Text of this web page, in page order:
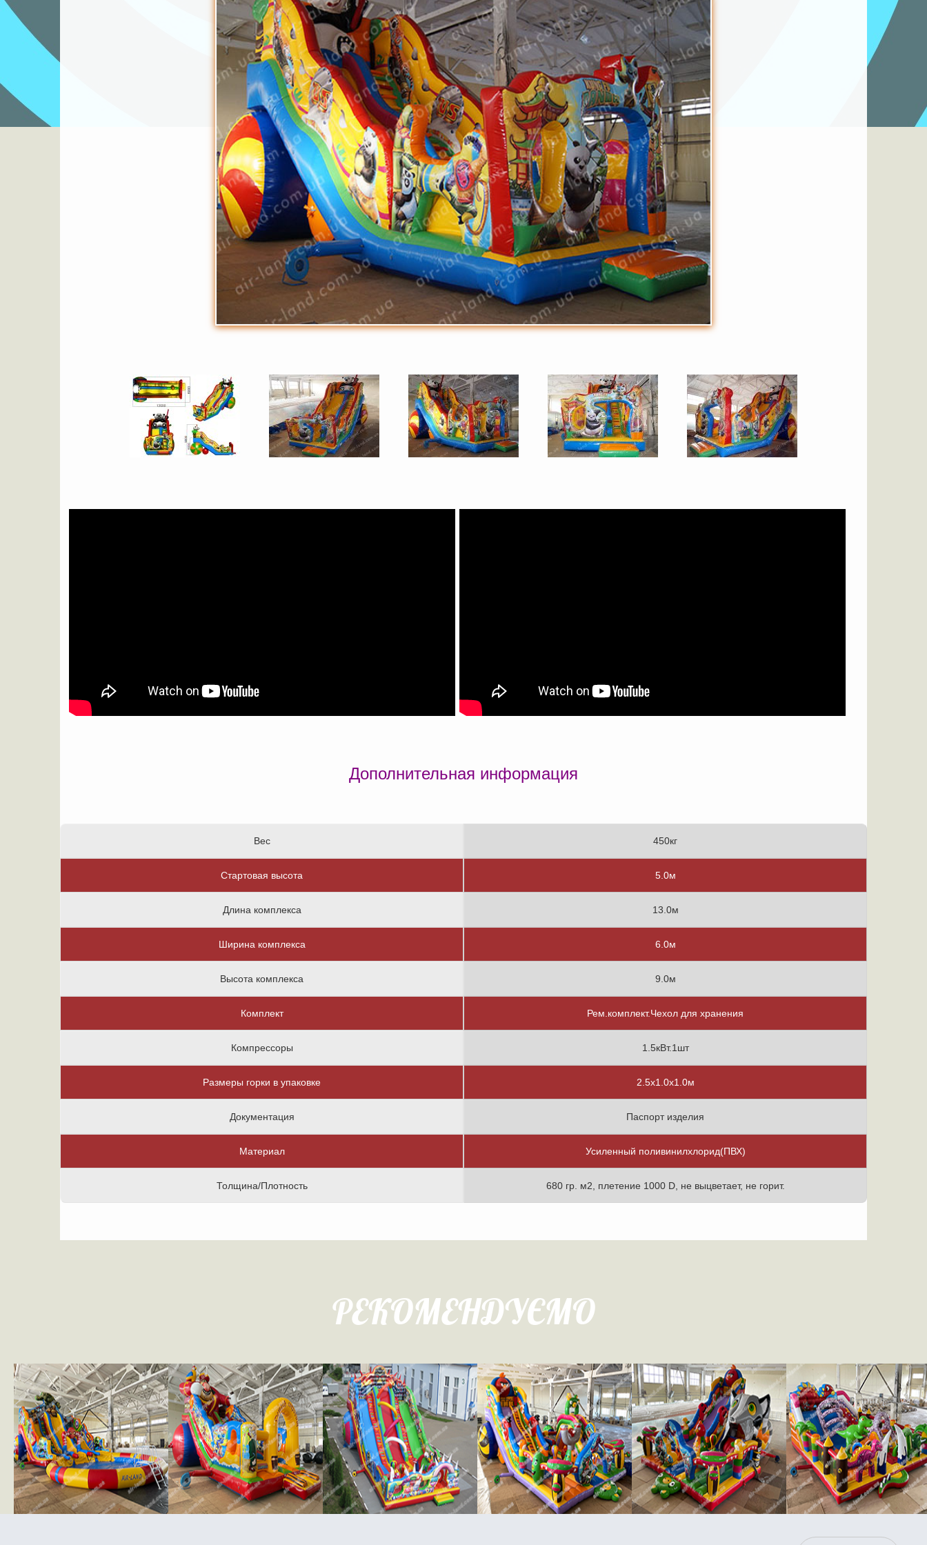
Дополнительная информация
Вес
Стартовая высота
Длина комплекса
Ширина комплекса
Высота комплекса
Комплект
Компрессоры
Размеры горки в упаковке
Документация
Материал
Толщина/Плотность
450кг
5.0м
13.0м
6.0м
9.0м
Рем.комплект.Чехол для хранения
1.5кВт.1шт
2.5х1.0х1.0м
Паспорт изделия
Усиленный поливинилхлорид(ПВХ)
680 гр. м2, плетение 1000 D, не выцветает, не горит.
РЕКОМЕНДУЄМО